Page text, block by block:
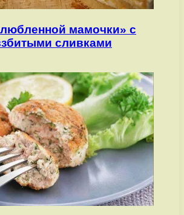
мамочки» с
сливками